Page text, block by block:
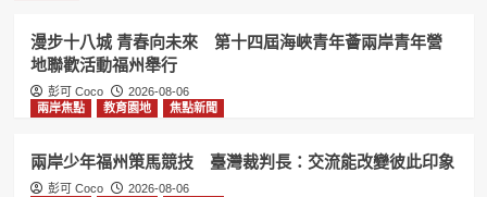
兩岸焦點
第三屆海峽兩岸青年以公益創意傳遞善
漫步十八城 青春向未來 第十四屆海峽青年薈兩岸青年營
地聯歡活動福州舉行
彭可 Coco
2026-08-06
兩岸焦點
教育園地 焦點新聞
兩岸少年福州策馬競技 臺灣裁判長：交流能改變彼此印象
彭可 Coco
2026-08-06